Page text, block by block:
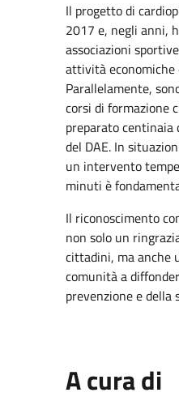
Il progetto di
2017 e, negli anni,
associazioni
attività
Parallelamente,
corsi di formazione
preparato centinaia
del DAE. In
un intervento
minuti è
Il riconoscimento
non solo un
cittadini, ma anche
comunità a
prevenzione e della
A cura di